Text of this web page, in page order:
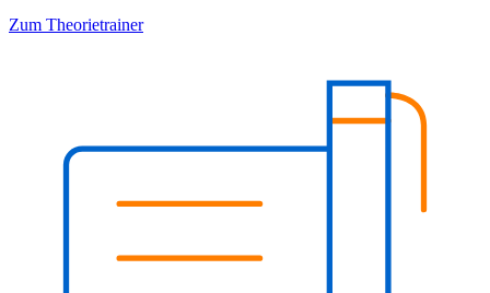
Zum Theorietrainer